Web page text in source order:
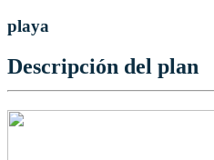
playa
Descripción del plan